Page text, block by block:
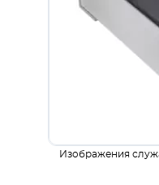
Изображения